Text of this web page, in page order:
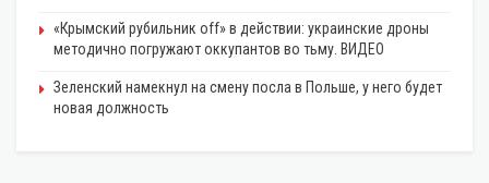
«Крымский рубильник off» в действии: украинские дроны
методично погружают оккупантов во тьму. ВИДЕО
Зеленский намекнул на смену посла в Польше, у него будет
новая должность